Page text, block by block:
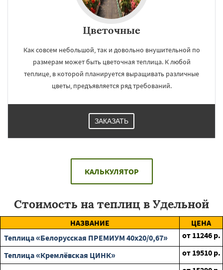
Цветочные
Как совсем небольшой, так и довольно внушительной по
размерам может быть цветочная теплица. К любой
теплице, в которой планируется выращивать различные
цветы, предъявляется ряд требований.
ЗАКАЗАТЬ
КАЛЬКУЛЯТОР
Стоимость на теплиц в Удельной
НАЗВАНИЕ
ЦЕНА
Теплица «Белорусская ПРЕМИУМ 40х20/0,67»
от 11246 р.
Теплица «Кремлёвская ЦИНК»
от 19510 р.